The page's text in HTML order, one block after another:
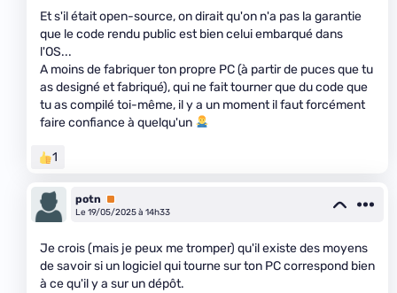
Et s'il était open-source, on dirait qu'on n'a pas la garantie
que le code rendu public est bien celui embarqué dans
l'OS...
A moins de fabriquer ton propre PC (à partir de puces que tu
as designé et fabriqué), qui ne fait tourner que du code que
tu as compilé toi-même, il y a un moment il faut forcément
faire confiance à quelqu'un
1
potn
Premium
Le 19/05/2025 à 14h33
Je crois (mais je peux me tromper) qu'il existe des moyens
de savoir si un logiciel qui tourne sur ton PC correspond bien
à ce qu'il y a sur un dépôt.